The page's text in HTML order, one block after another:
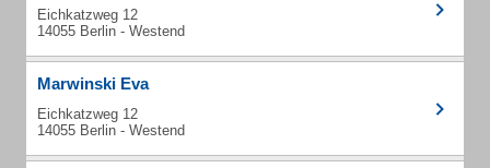
Eichkatzweg 12
14055 Berlin - Westend
Marwinski Eva
Eichkatzweg 12
14055 Berlin - Westend